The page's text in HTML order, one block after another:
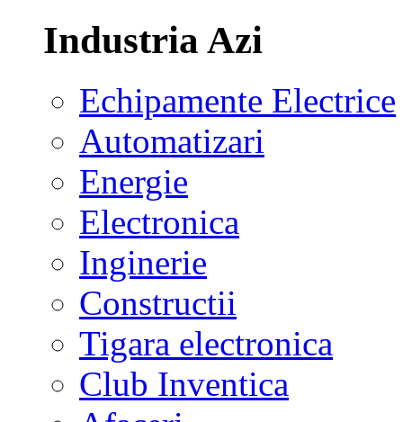
Industria Azi
Echipamente Electrice
Automatizari
Energie
Electronica
Inginerie
Constructii
Tigara electronica
Club Inventica